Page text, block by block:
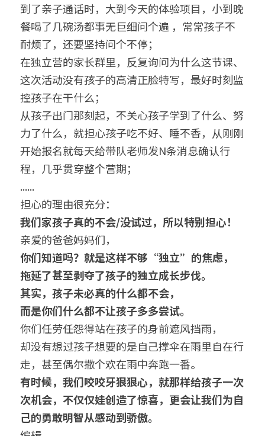
到了亲子通话时，大到今天的体验项目，小到晚
餐喝了几碗汤都事无巨细问个遍 ，常常孩子不
耐烦了，还要坚持问个不停；
在独立营的家长群里，反复询问为什么这节课、
这次活动没有孩子的高清正脸特写，最好时刻监
控孩子在干什么；
从孩子出门那刻起，不关心孩子学到了什么、努
力了什么，就担心孩子吃不好、睡不香，从刚刚
开始报名就每天给带队老师发N条消息确认行
程，几乎贯穿整个营期；
......
担心的理由很充分：
我们家孩子真的不会/没试过，所以特别担心！
亲爱的爸爸妈妈们，
你们知道吗？就是这样不够“独立”的焦虑，
拖延了甚至剥夺了孩子的独立成长步伐。
其实，孩子未必真的什么都不会，
而是你们什么都不让孩子多多尝试。
你们任劳任怨得站在孩子的身前遮风挡雨，
却没有想过孩子想要的是自己撑伞在雨里自在行
走，甚至偶尔撒个欢在雨中奔跑一番。
有时候，我们咬咬牙狠狠心，就那样给孩子一次
次机会，不仅仅娃创造了惊喜，更会让我们为自
己的勇敢明智从感动到骄傲。